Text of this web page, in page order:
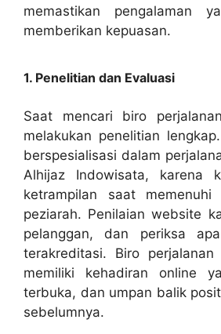
memastikan pengalaman
memberikan kepuasan.
1. Penelitian dan Evaluasi
Saat mencari biro
melakukan penelitian
berspesialisasi dalam
Alhijaz Indowisata, karena
ketrampilan saat
peziarah. Penilaian website
pelanggan, dan periksa
terakreditasi. Biro perjalanan
memiliki kehadiran online
terbuka, dan umpan balik
sebelumnya.